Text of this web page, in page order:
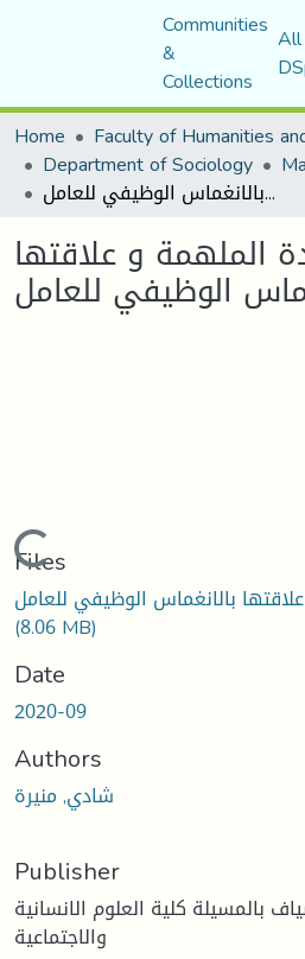
Communities
&
Collections
Home
Department of Sociology
القيادة الملهمة و علاقتها بالانغماس الوظيفي للعامل
الملهمة و علاقتها
الوظيفي للعامل
Loading...
Files
(8.06 MB)
Date
2020-09
Authors
شادي, منيرة
Publisher
بالمسيلة كلية العلوم الانسانية
والاجتماعية